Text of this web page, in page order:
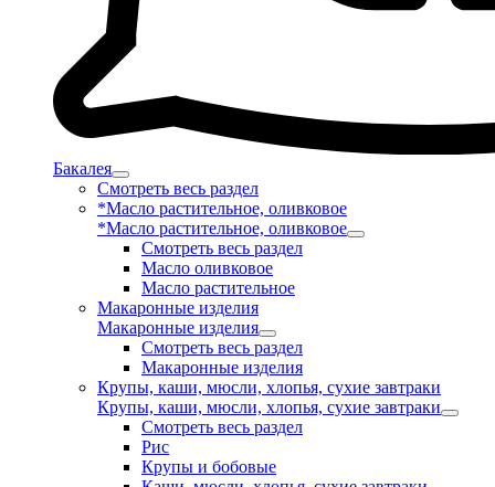
Бакалея
Смотреть весь раздел
*Масло растительное, оливковое
*Масло растительное, оливковое
Смотреть весь раздел
Масло оливковое
Масло растительное
Макаронные изделия
Макаронные изделия
Смотреть весь раздел
Макаронные изделия
Крупы, каши, мюсли, хлопья, сухие завтраки
Крупы, каши, мюсли, хлопья, сухие завтраки
Смотреть весь раздел
Рис
Крупы и бобовые